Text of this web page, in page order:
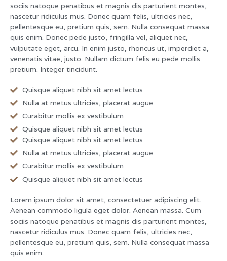
sociis natoque penatibus et magnis dis parturient montes,
nascetur ridiculus mus. Donec quam felis, ultricies nec,
pellentesque eu, pretium quis, sem. Nulla consequat massa
quis enim. Donec pede justo, fringilla vel, aliquet nec,
vulputate eget, arcu. In enim justo, rhoncus ut, imperdiet a,
venenatis vitae, justo. Nullam dictum felis eu pede mollis
pretium. Integer tincidunt.
Quisque aliquet nibh sit amet lectus
Nulla at metus ultricies, placerat augue
Curabitur mollis ex vestibulum
Quisque aliquet nibh sit amet lectus
Quisque aliquet nibh sit amet lectus
Nulla at metus ultricies, placerat augue
Curabitur mollis ex vestibulum
Quisque aliquet nibh sit amet lectus
Lorem ipsum dolor sit amet, consectetuer adipiscing elit.
Aenean commodo ligula eget dolor. Aenean massa. Cum
sociis natoque penatibus et magnis dis parturient montes,
nascetur ridiculus mus. Donec quam felis, ultricies nec,
pellentesque eu, pretium quis, sem. Nulla consequat massa
quis enim.